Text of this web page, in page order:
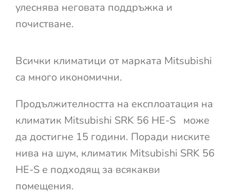
улеснява неговата поддръжка и
почистване.
Всички климатици от марката Mitsubishi
са много икономични.
Продължителността на експлоатация на
климатик Mitsubishi SRK 56 HE-S може
да достигне 15 години. Поради ниските
нива на шум, климатик Mitsubishi SRK 56
HE-S е подходящ за всякакви
помещения.